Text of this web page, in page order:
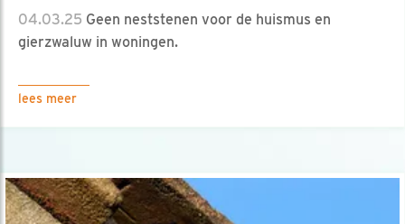
04.03.25 Geen neststenen voor de huismus en
gierzwaluw in woningen.
lees meer